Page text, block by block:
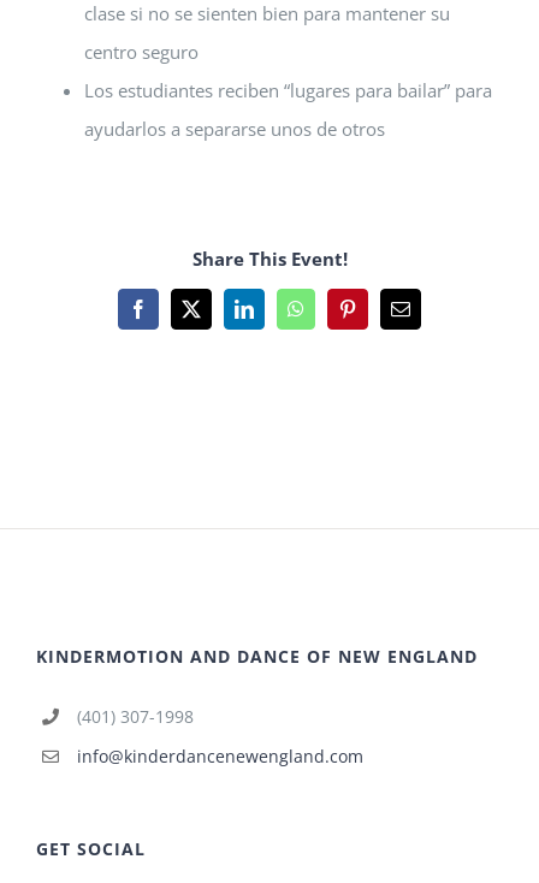
clase si no se sienten bien para mantener su
centro seguro
Los estudiantes reciben “lugares para bailar” para
ayudarlos a separarse unos de otros
Share This Event!
Facebook
X LinkedInWhatsAppPinterestEmail
KINDERMOTION AND DANCE OF NEW ENGLAND
(401) 307-1998
info@kinderdancenewengland.com
GET SOCIAL